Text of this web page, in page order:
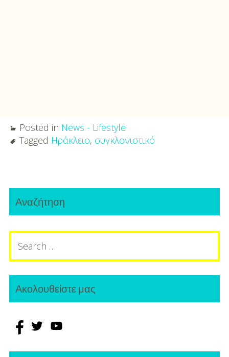
Posted in News - Lifestyle
Tagged Ηράκλειο, συγκλονιστικό
navigation
Primary
Sidebar
Αναζήτηση
Search
for:
Ακολουθείστε μας